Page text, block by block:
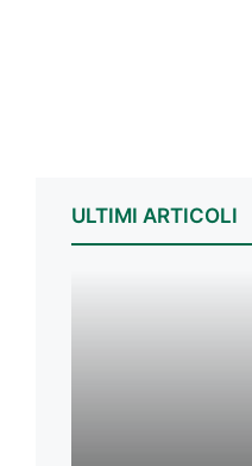
ULTIMI ARTICOLI